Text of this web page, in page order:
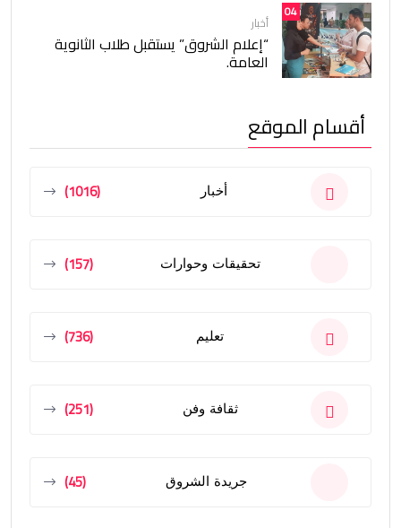
04
أخبار
“إعلام الشروق” يستقبل طلاب الثانوية
العامة.
أقسام الموقع
أخبار (1016)
تحقيقات وحوارات (157)
تعليم (736)
ثقافة وفن (251)
جريدة الشروق (45)